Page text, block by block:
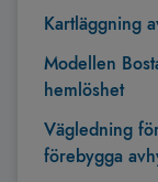
Kartläggning
Modellen
hemlöshet
Vägledning
förebygga